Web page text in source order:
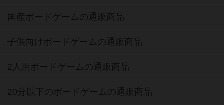
国産ボードゲームの通販商品
子供向けボードゲームの通販商品
2人用ボードゲームの通販商品
20分以下のボードゲームの通販商品